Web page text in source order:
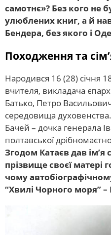
самотнє»? Без кого не
улюблених книг, а й
Бендера, без якого і
Походження та
Народився 16 (28) січня
вчителя, викладача
Батько, Петро
середовища
Бачей – дочка генерала
полтавської
Згодом Катаєв дав ім’я
прізвище своєї матері
чому
“Хвилі Чорного моря” –